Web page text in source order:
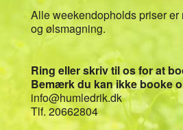
Alle weekendopholds priser er
og ølsmagning.
Ring eller skriv til os for at
Bemærk du kan ikke booke
info@humledrik.dk
Tlf. 20662804